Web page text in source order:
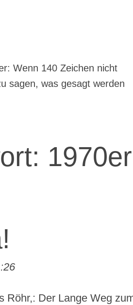
Wenn 140 Zeichen nicht
sagen, was gesagt werden
1970er